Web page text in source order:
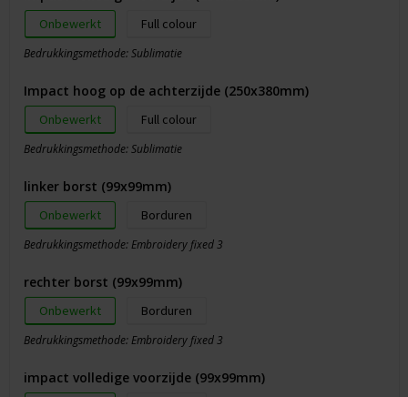
Onbewerkt Full colour
Bedrukkingsmethode: Sublimatie
Impact hoog op de achterzijde (250x380mm)
Onbewerkt Full colour
Bedrukkingsmethode: Sublimatie
linker borst (99x99mm)
Onbewerkt Borduren
Bedrukkingsmethode: Embroidery fixed 3
rechter borst (99x99mm)
Onbewerkt Borduren
Bedrukkingsmethode: Embroidery fixed 3
impact volledige voorzijde (99x99mm)